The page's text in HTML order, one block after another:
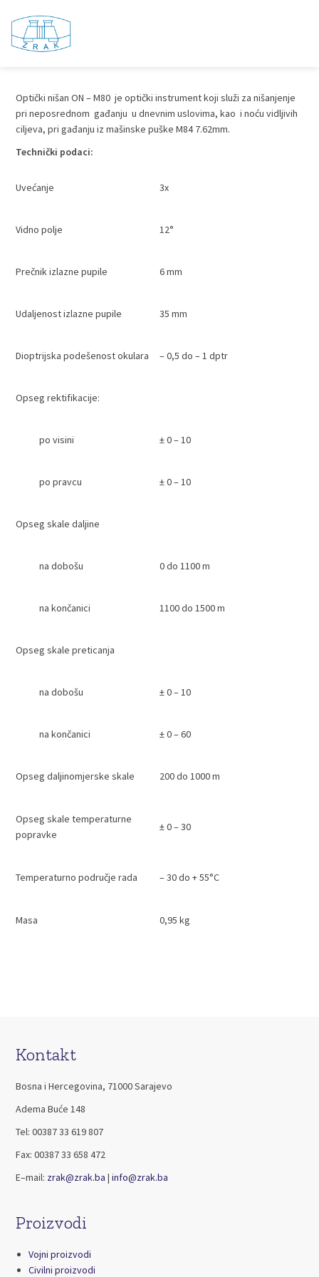
ON – M80
Optički nišan ON – M80 je optički instrument koji služi za nišanjenje
pri neposrednom gađanju u dnevnim uslovima, kao i noću vidljivih
ciljeva, pri gađanju iz mašinske puške M84 7.62mm.
Technički podaci:
Uvećanje 3x
Vidno polje 12°
Prečnik izlazne pupile 6 mm
Udaljenost izlazne pupile 35 mm
Dioptrijska podešenost okulara – 0,5 do – 1 dptr
Opseg rektifikacije:
po visini ± 0 – 10
po pravcu ± 0 – 10
Opseg skale daljine
na dobošu 0 do 1100 m
na končanici 1100 do 1500 m
Opseg skale preticanja
na dobošu ± 0 – 10
na končanici ± 0 – 60
Opseg daljinomjerske skale 200 do 1000 m
Opseg skale temperaturne
popravke
± 0 – 30
Temperaturno područje rada – 30 do + 55°C
Masa 0,95 kg
Kontakt
Bosna i Hercegovina, 71000 Sarajevo
Adema Buće 148
Tel: 00387 33 619 807
Fax: 00387 33 658 472
E–mail: zrak@zrak.ba|info@zrak.ba
Proizvodi
Vojni proizvodi
Civilni proizvodi